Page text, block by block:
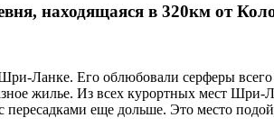
находящаяся в 320км от
Ланке. Его облюбовали серферы
жилье. Из всех курортных мест
еще дольше. Это место